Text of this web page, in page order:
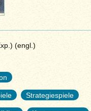
(engl.)
Strategiespiele